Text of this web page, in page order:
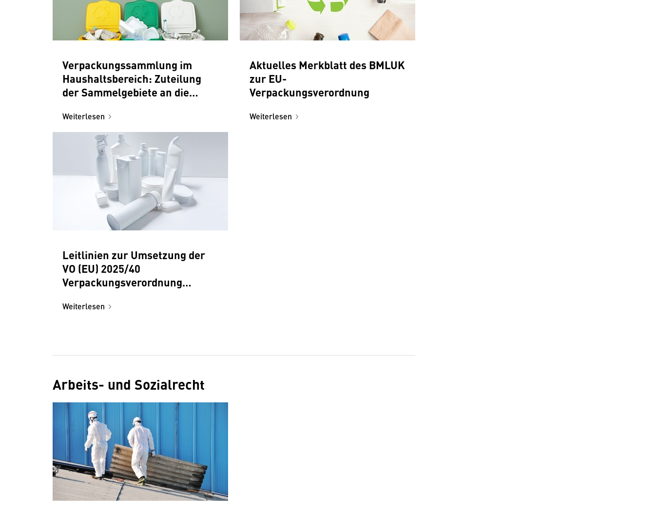
Verpackungssammlung im
Haushaltsbereich: Zuteilung
der Sammelgebiete an die
Weiterlesen
Aktuelles Merkblatt des BMLUK
zur EU-
Verpackungsverordnung
Weiterlesen
Leitlinien zur Umsetzung der
VO (EU) 2025/40
Verpackungsverordnung
Waste Regulation, kurz: PPWR)
Weiterlesen
Arbeits- und Sozialrecht